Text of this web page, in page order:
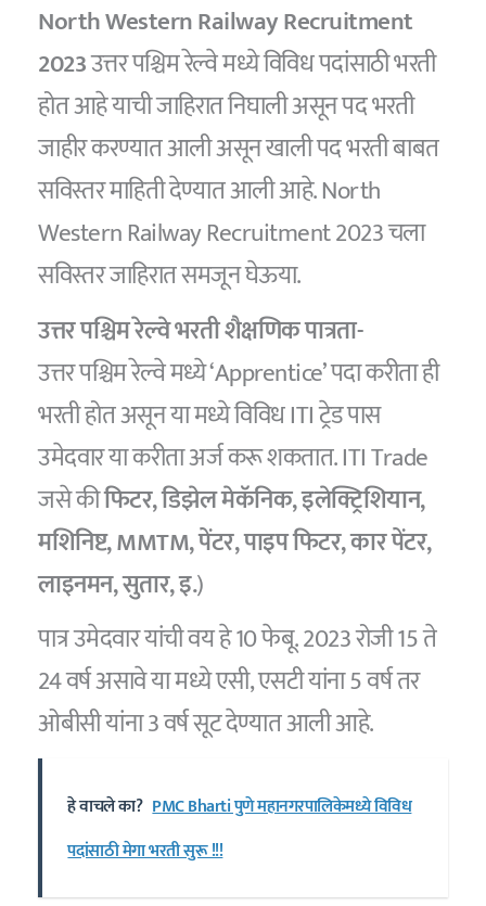
North Western Railway Recruitment
2023उत्तर पश्चिम रेल्वे मध्ये विविध पदांसाठी भरती
होत आहे याची जाहिरात निघाली असून पद भरती
जाहीर करण्यात आली असून खाली पद भरती बाबत
सविस्तर माहिती देण्यात आली आहे. North
Western Railway Recruitment 2023 चला
सविस्तर जाहिरात समजून घेऊया.
उत्तर पश्चिम रेल्वे भरती शैक्षणिक पात्रता-
उत्तर पश्चिम रेल्वे मध्ये ‘Apprentice’ पदा करीता ही
भरती होत असून या मध्ये विविध ITI ट्रेड पास
उमेदवार या करीता अर्ज करू शकतात. ITI Trade
जसे कीफिटर, डिझेल मेकॅनिक, इलेक्ट्रिशियान,
मशिनिष्ट, MMTM, पेंटर, पाइप फिटर, कार पेंटर,
लाइनमन, सुतार, इ.)
पात्र उमेदवार यांची वय हे 10 फेबू. 2023 रोजी 15 ते
24 वर्ष असावे या मध्ये एसी, एसटी यांना 5 वर्ष तर
ओबीसी यांना 3 वर्ष सूट देण्यात आली आहे.
हे वाचले का? PMC Bharti पुणे महानगरपालिकेमध्ये विविध
पदांसाठी मेगा भरती सुरू !!!